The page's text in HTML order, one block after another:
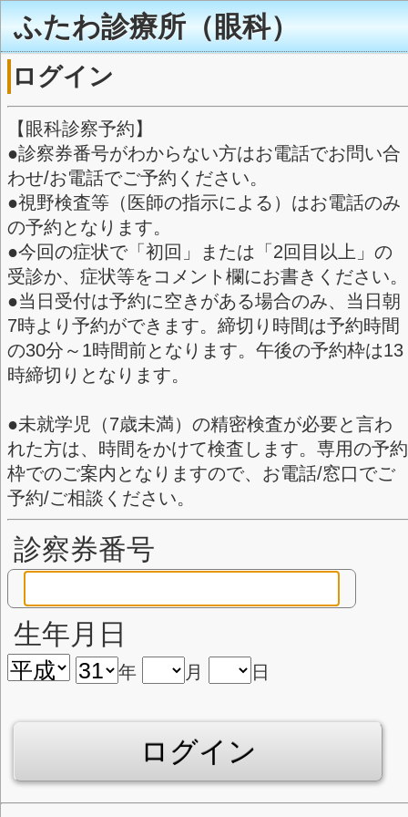
ふたわ診療所（眼科
ログイン
【眼科診察予約】
●診察券番号がわからない方はお
わせ/お電話でご予約ください。
●視野検査等（医師の指示による
の予約となります。
●今回の症状で「初回」または「
受診か、症状等をコメント欄に
●当日受付は予約に空きがある場
7時より予約ができます。締切り
の30分～1時間前となります。午
時締切りとなります。
●未就学児（7歳未満）の精密検
れた方は、時間をかけて検査し
枠でのご案内となりますので、
診察券番号